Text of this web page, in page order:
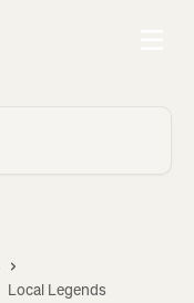
Local Legends